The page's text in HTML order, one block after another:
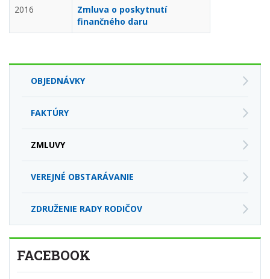
2016
Zmluva o poskytnutí
finančného daru
OBJEDNÁVKY
FAKTÚRY
ZMLUVY
VEREJNÉ OBSTARÁVANIE
ZDRUŽENIE RADY RODIČOV
FACEBOOK